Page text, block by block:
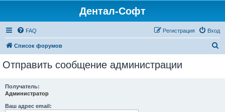
Дентал-Софт
FAQ Вход
Регистрация
Список форумов
Отправить сообщение администрации
Получатель:
Администратор
Ваш адрес email: